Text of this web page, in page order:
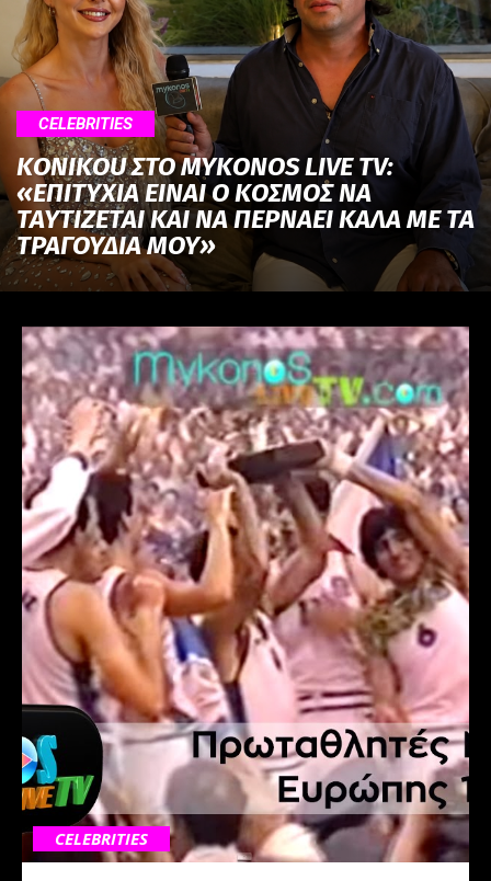
CELEBRITIES
KONIKOU ΣΤΟ MYKONOS LIVE TV:
«ΕΠΙΤΥΧΙΑ ΕΙΝΑΙ Ο ΚΟΣΜΟΣ ΝΑ
ΤΑΥΤΙΖΕΤΑΙ KAI ΝΑ ΠΕΡΝΑΕΙ ΚΑΛΑ ΜΕ ΤΑ
ΤΡΑΓΟΥΔΙΑ ΜΟΥ»
CELEBRITIES